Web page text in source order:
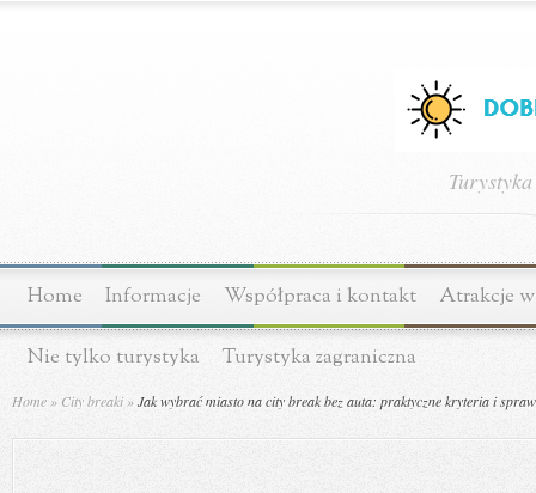
Home Informacje Współpraca i kontakt Atrakcje
Nie tylko turystyka Turystyka zagraniczna
Home » City breaki »Jak wybrać miasto na city break bez auta: praktyczne kryteria i